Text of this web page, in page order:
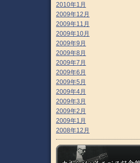
2010年1月
2009年12月
2009年11月
2009年10月
2009年9月
2009年8月
2009年7月
2009年6月
2009年5月
2009年4月
2009年3月
2009年2月
2009年1月
2008年12月